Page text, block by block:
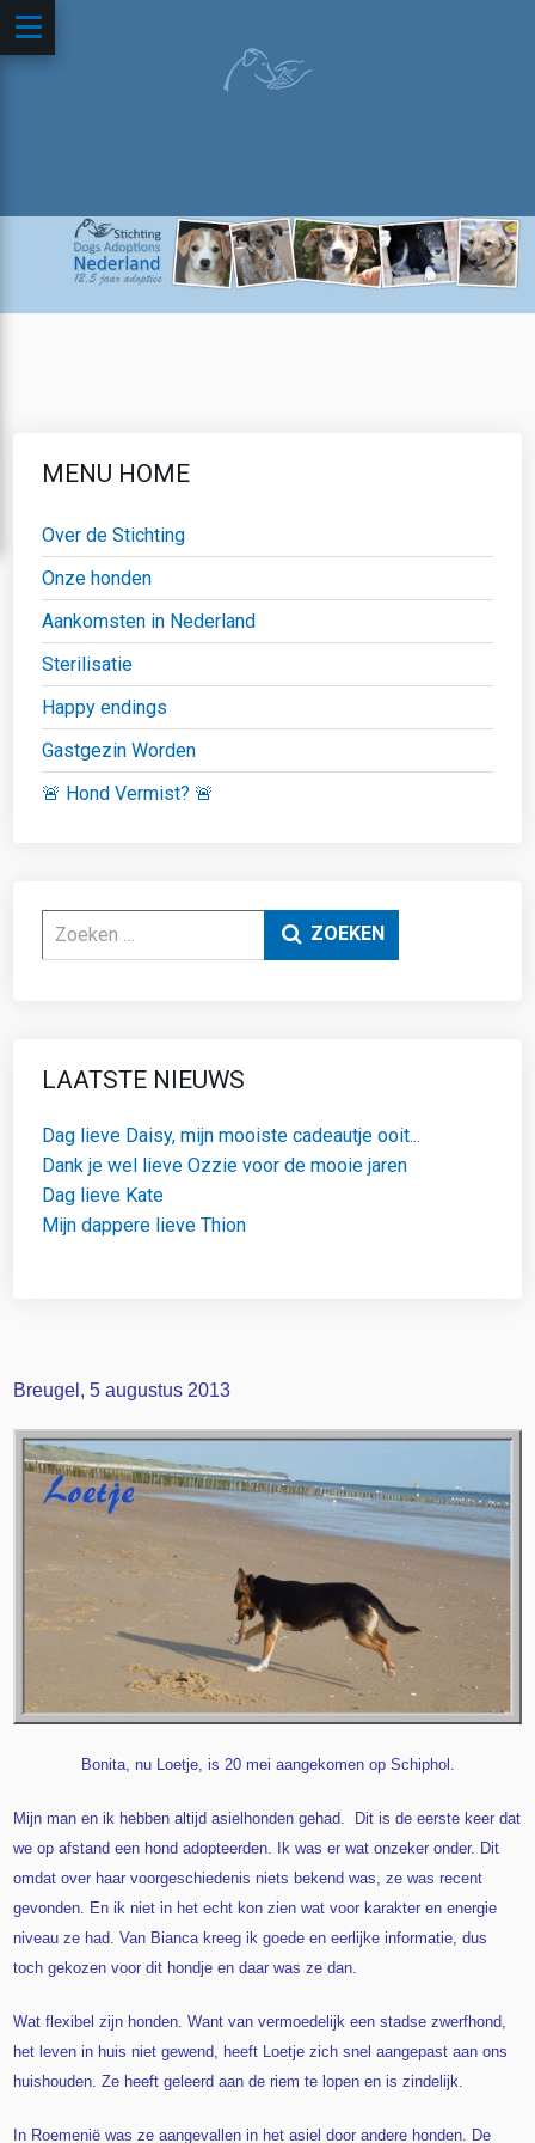
MENU HOME
Over de Stichting
Onze honden
Aankomsten in Nederland
Sterilisatie
Happy endings
Gastgezin Worden
🚨 Hond Vermist? 🚨
Zoeken ZOEKEN
LAATSTE NIEUWS
Dag lieve Daisy, mijn mooiste cadeautje ooit...
Dank je wel lieve Ozzie voor de mooie jaren
Dag lieve Kate
Mijn dappere lieve Thion
Breugel, 5 augustus 2013
Bonita, nu Loetje, is 20 mei aangekomen op Schiphol.
Mijn man en ik hebben altijd asielhonden gehad. Dit is de eerste keer dat
we op afstand een hond adopteerden. Ik was er wat onzeker onder. Dit
omdat over haar voorgeschiedenis niets bekend was, ze was recent
gevonden. En ik niet in het echt kon zien wat voor karakter en energie
niveau ze had. Van Bianca kreeg ik goede en eerlijke informatie, dus
toch gekozen voor dit hondje en daar was ze dan.
Wat flexibel zijn honden. Want van vermoedelijk een stadse zwerfhond,
het leven in huis niet gewend, heeft Loetje zich snel aangepast aan ons
huishouden. Ze heeft geleerd aan de riem te lopen en is zindelijk.
In Roemenië was ze aangevallen in het asiel door andere honden. De